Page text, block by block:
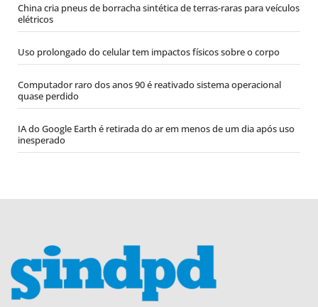
China cria pneus de borracha sintética de terras-raras para veículos
elétricos
Uso prolongado do celular tem impactos físicos sobre o corpo
Computador raro dos anos 90 é reativado sistema operacional
quase perdido
IA do Google Earth é retirada do ar em menos de um dia após uso
inesperado